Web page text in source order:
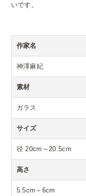
いです。
作家名
神澤麻紀
素材
ガラス
サイズ
径 20cm～20.5cm
高さ
5.5cm～6cm